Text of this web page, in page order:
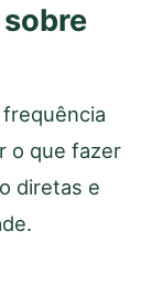
o que fazer
diretas e